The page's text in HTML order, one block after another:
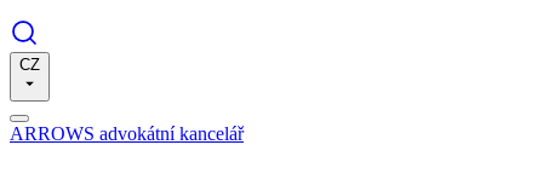
CZ
ARROWS advokátní kancelář